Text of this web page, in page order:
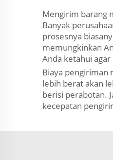
Mengirim barang
Banyak
prosesnya
memungkinkan
Anda ketahui
Biaya pengiriman
lebih berat akan
berisi perabotan.
kecepatan